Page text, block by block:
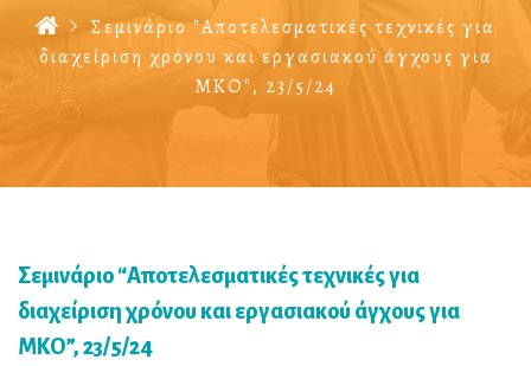
Σεμινάριο "Αποτελεσματικές τεχνικές για
διαχείριση χρόνου και εργασιακού άγχους για
ΜΚΟ", 23/5/24
Σεμινάριο “Αποτελεσματικές τεχνικές για
διαχείριση χρόνου και εργασιακού άγχους για
ΜΚΟ”, 23/5/24